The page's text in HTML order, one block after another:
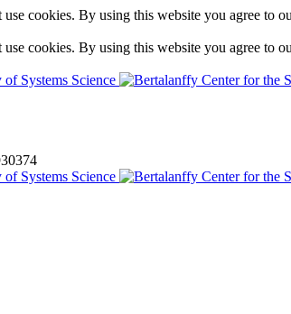
cookies. By using this website you agree to
cookies. By using this website you agree to